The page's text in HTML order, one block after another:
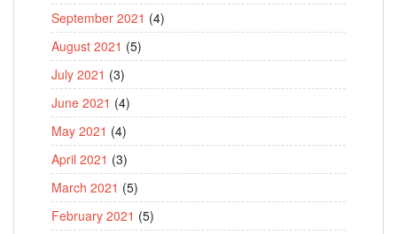
September 2021 (4)
August 2021 (5)
July 2021 (3)
June 2021 (4)
May 2021 (4)
April 2021 (3)
March 2021 (5)
February 2021 (5)